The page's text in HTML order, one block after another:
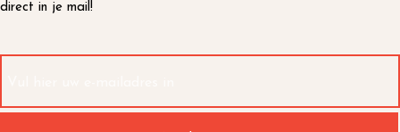
direct in je mail!